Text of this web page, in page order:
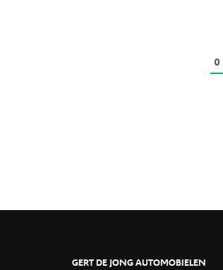
0
GERT DE JONG AUTOMOBIELEN